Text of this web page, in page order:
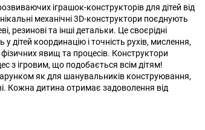
іграшок-конструкторів для дітей від
механічні 3D-конструктори поєднують
резинові та інші детальки. Це своєрідні
дітей координацію і точність рухів, мислення,
явищ та процесів. Конструктори
з ігровим, що подобається всім дітям!
як для шанувальників конструювання,
Кожна дитина отримає задоволення від